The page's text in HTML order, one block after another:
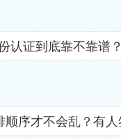
证到底靠不靠
序才不会乱？有